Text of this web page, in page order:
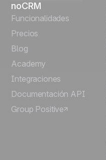
English
Português
Italiano
Deutsch
noCRM
Funcionalidades
Precios
Blog
Academy
Integraciones
Documentación API
Group Positive